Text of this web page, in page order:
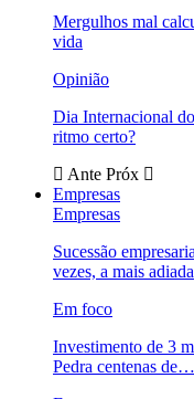
Mergulhos mal
vida
Opinião
Dia Internacional
ritmo certo?
Ante Próx
Empresas
Empresas
Sucessão
vezes, a mais adiada
Em foco
Investimento de 3
Pedra centenas de…